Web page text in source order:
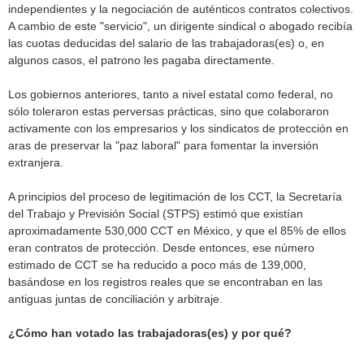
independientes y la negociación de auténticos contratos colectivos.
A cambio de este "servicio", un dirigente sindical o abogado recibía
las cuotas deducidas del salario de las trabajadoras(es) o, en
algunos casos, el patrono les pagaba directamente.
Los gobiernos anteriores, tanto a nivel estatal como federal, no
sólo toleraron estas perversas prácticas, sino que colaboraron
activamente con los empresarios y los sindicatos de protección en
aras de preservar la "paz laboral" para fomentar la inversión
extranjera.
A principios del proceso de legitimación de los CCT, la Secretaría
del Trabajo y Previsión Social (STPS) estimó que existían
aproximadamente 530,000 CCT en México, y que el 85% de ellos
eran contratos de protección. Desde entonces, ese número
estimado de CCT se ha reducido a poco más de 139,000,
basándose en los registros reales que se encontraban en las
antiguas juntas de conciliación y arbitraje.
¿Cómo han votado las trabajadoras(es) y por qué?